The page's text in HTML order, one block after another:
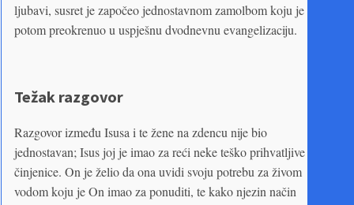
ljubavi, susret je započeo jednostavnom zamolbom koju je
potom preokrenuo u uspješnu dvodnevnu evangelizaciju.
Težak razgovor
Razgovor između Isusa i te žene na zdencu nije bio
jednostavan; Isus joj je imao za reći neke teško prihvatljive
činjenice. On je želio da ona uvidi svoju potrebu za živom
vodom koju je On imao za ponuditi, te kako njezin način